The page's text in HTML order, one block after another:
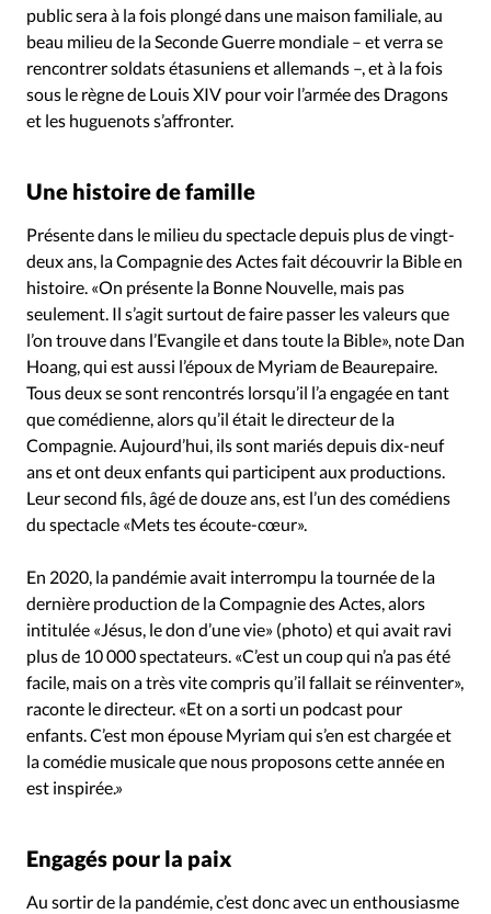
public sera à la fois plongé dans une maison familiale, au
beau milieu de la Seconde Guerre mondiale – et verra se
rencontrer soldats étasuniens et allemands –, et à la fois
sous le règne de Louis XIV pour voir l’armée des Dragons
et les huguenots s’affronter.
Une histoire de famille
Présente dans le milieu du spectacle depuis plus de vingt-
deux ans, la Compagnie des Actes fait découvrir la Bible en
histoire. «On présente la Bonne Nouvelle, mais pas
seulement. Il s’agit surtout de faire passer les valeurs que
l’on trouve dans l’Evangile et dans toute la Bible», note Dan
Hoang, qui est aussi l’époux de Myriam de Beaurepaire.
Tous deux se sont rencontrés lorsqu’il l’a engagée en tant
que comédienne, alors qu’il était le directeur de la
Compagnie. Aujourd’hui, ils sont mariés depuis dix-neuf
ans et ont deux enfants qui participent aux productions.
Leur second fils, âgé de douze ans, est l’un des comédiens
du spectacle «Mets tes écoute-cœur».
En 2020, la pandémie avait interrompu la tournée de la
dernière production de la Compagnie des Actes, alors
intitulée «Jésus, le don d’une vie» (photo) et qui avait ravi
plus de 10 000 spectateurs. «C’est un coup qui n’a pas été
facile, mais on a très vite compris qu’il fallait se réinventer»,
raconte le directeur. «Et on a sorti un podcast pour
enfants. C’est mon épouse Myriam qui s’en est chargée et
la comédie musicale que nous proposons cette année en
est inspirée.»
Engagés pour la paix
Au sortir de la pandémie, c’est donc avec un enthousiasme